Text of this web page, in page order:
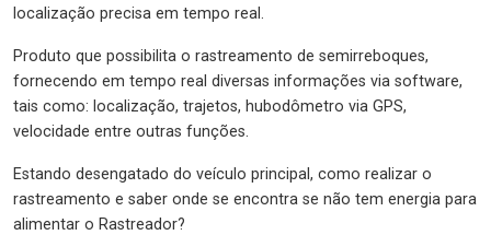
localização precisa em tempo real.
Produto que possibilita o rastreamento de semirreboques,
fornecendo em tempo real diversas informações via software,
tais como: localização, trajetos, hubodômetro via GPS,
velocidade entre outras funções.
Estando desengatado do veículo principal, como realizar o
rastreamento e saber onde se encontra se não tem energia para
alimentar o Rastreador?